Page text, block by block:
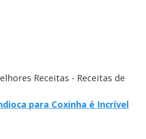
Receitas - Receitas de
para Coxinha é Incrível